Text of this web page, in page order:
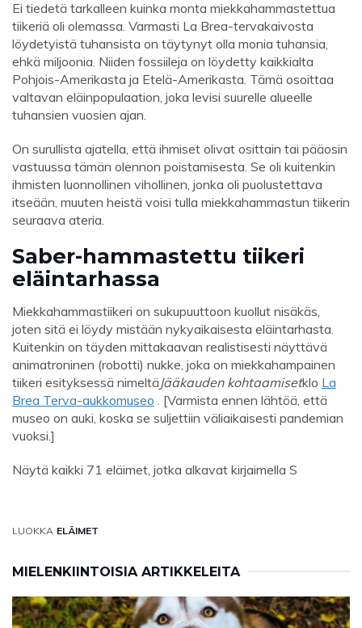
Ei tiedetä tarkalleen kuinka monta miekkahammastettua
tiikeriä oli olemassa. Varmasti La Brea-tervakaivosta
löydetyistä tuhansista on täytynyt olla monia tuhansia,
ehkä miljoonia. Niiden fossiileja on löydetty kaikkialta
Pohjois-Amerikasta ja Etelä-Amerikasta. Tämä osoittaa
valtavan eläinpopulaation, joka levisi suurelle alueelle
tuhansien vuosien ajan.
On surullista ajatella, että ihmiset olivat osittain tai pääosin
vastuussa tämän olennon poistamisesta. Se oli kuitenkin
ihmisten luonnollinen vihollinen, jonka oli puolustettava
itseään, muuten heistä voisi tulla miekkahammastun tiikerin
seuraava ateria.
Saber-hammastettu tiikeri
eläintarhassa
Miekkahammastiikeri on sukupuuttoon kuollut nisäkäs,
joten sitä ei löydy mistään nykyaikaisesta eläintarhasta.
Kuitenkin on täyden mittakaavan realistisesti näyttävä
animatroninen (robotti) nukke, joka on miekkahampainen
tiikeri esityksessä nimeltäJääkauden kohtaamisetklo La
Brea Terva-aukkomuseo . [Varmista ennen lähtöä, että
museo on auki, koska se suljettiin väliaikaisesti pandemian
vuoksi.]
Näytä kaikki 71 eläimet, jotka alkavat kirjaimella S
LUOKKA ELÄIMET
MIELENKIINTOISIA ARTIKKELEITA